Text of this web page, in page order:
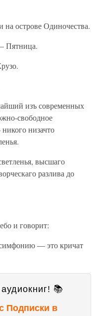
острове Одиночества.
Пятница.
изъ современных
свободное
низачто
высшаго
разлива до
и говорит:
— это кричат
📚
Подписки в